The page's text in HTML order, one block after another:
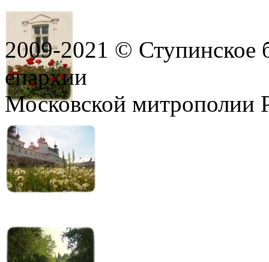
2009-2021 © Ступинское
епархии
Московской митрополии